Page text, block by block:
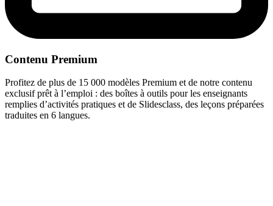
Contenu Premium
Profitez de plus de 15 000 modèles Premium et de notre contenu
exclusif prêt à l’emploi : des boîtes à outils pour les enseignants
remplies d’activités pratiques et de Slidesclass, des leçons préparées
traduites en 6 langues.